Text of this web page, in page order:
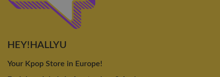
HEY!HALLYU
Your Kpop Store in Europe!